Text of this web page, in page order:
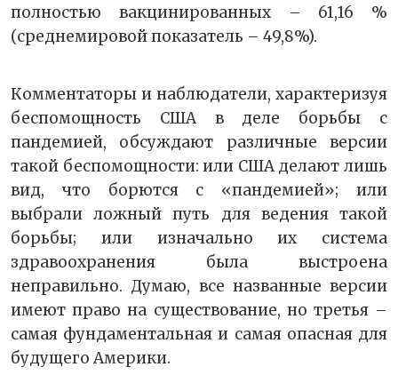
полностью вакцинированных – 61,16 %
(среднемировой показатель – 49,8%).
Комментаторы и наблюдатели, характеризуя
беспомощность США в деле борьбы с
пандемией, обсуждают различные версии
такой беспомощности: или США делают лишь
вид, что борются с «пандемией»; или
выбрали ложный путь для ведения такой
борьбы; или изначально их система
здравоохранения была выстроена
неправильно. Думаю, все названные версии
имеют право на существование, но третья –
самая фундаментальная и самая опасная для
будущего Америки.